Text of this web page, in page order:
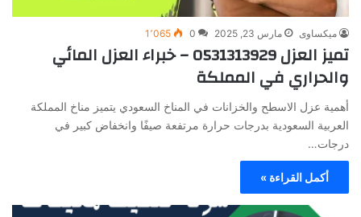
ميكساوى مارس 23, 2025 0 1٬065
تميز العزل 0531313929 – خبراء العزل المائي
والحراري في المملكة
أهمية عزل الاسطح والخزانات في المناخ السعودي يتميز مناخ المملكة
العربية السعودية بدرجات حرارة مرتفعة صيفًا وانخفاض كبير في
درجات…
أكمل القراءة »